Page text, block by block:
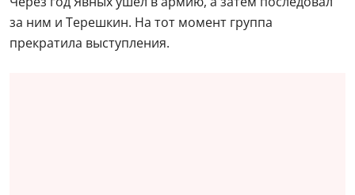
за ним и Терешкин. На тот момент группа
прекратила выступления.